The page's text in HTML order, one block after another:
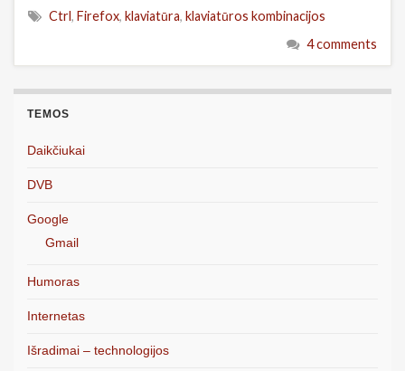
Ctrl, Firefox, klaviatūra, klaviatūros kombinacijos
4 comments
TEMOS
Daikčiukai
DVB
Google
Gmail
Humoras
Internetas
Išradimai – technologijos